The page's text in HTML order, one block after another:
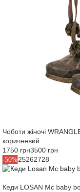
Чоботи жіночі
коричневий
1750 грн3500 грн
-50%
222325262728
Кеди LOSAN Mc baby